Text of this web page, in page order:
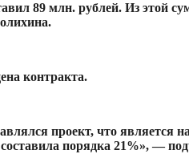
89 млн. рублей. Из этой
контракта.
проект, что является
порядка 21%», —